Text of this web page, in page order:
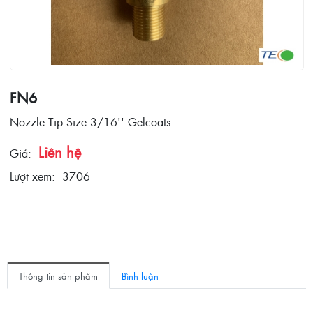
FN6
Nozzle Tip Size 3/16'' Gelcoats
Giá: Liên hệ
Lượt xem: 3706
Thông tin sản phẩm Bình luận